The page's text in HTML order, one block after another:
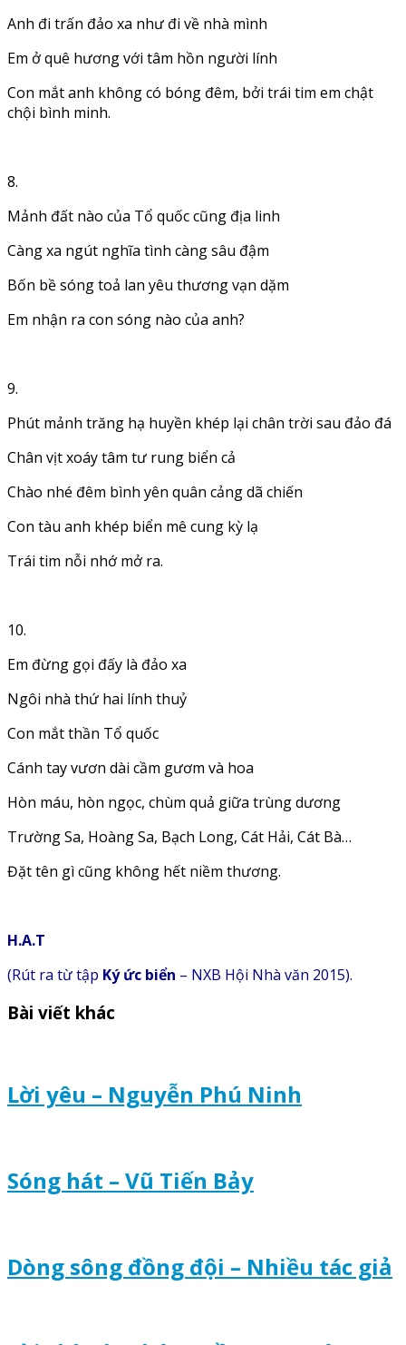
Anh đi trấn đảo xa như đi về nhà mình
Em ở quê hương với tâm hồn người lính
Con mắt anh không có bóng đêm, bởi trái tim em chật
chội bình minh.
8.
Mảnh đất nào của Tổ quốc cũng địa linh
Càng xa ngút nghĩa tình càng sâu đậm
Bốn bề sóng toả lan yêu thương vạn dặm
Em nhận ra con sóng nào của anh?
9.
Phút mảnh trăng hạ huyền khép lại chân trời sau đảo đá
Chân vịt xoáy tâm tư rung biển cả
Chào nhé đêm bình yên quân cảng dã chiến
Con tàu anh khép biển mê cung kỳ lạ
Trái tim nỗi nhớ mở ra.
10.
Em đừng gọi đấy là đảo xa
Ngôi nhà thứ hai lính thuỷ
Con mắt thần Tổ quốc
Cánh tay vươn dài cầm gươm và hoa
Hòn máu, hòn ngọc, chùm quả giữa trùng dương
Trường Sa, Hoàng Sa, Bạch Long, Cát Hải, Cát Bà…
Đặt tên gì cũng không hết niềm thương.
H.A.T
(Rút ra từ tập Ký ức biển – NXB Hội Nhà văn 2015).
Bài viết khác
Lời yêu – Nguyễn Phú Ninh
Sóng hát – Vũ Tiến Bảy
Dòng sông đồng đội – Nhiều tác giả